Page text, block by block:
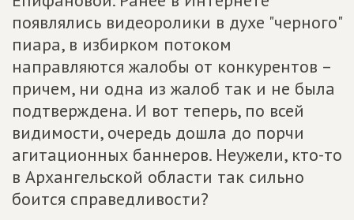
появлялись видеоролики в духе "черного"
пиара, в избирком потоком
направляются жалобы от конкурентов –
причем, ни одна из жалоб так и не была
подтверждена. И вот теперь, по всей
видимости, очередь дошла до порчи
агитационных баннеров. Неужели, кто-то
в Архангельской области так сильно
боится справедливости?